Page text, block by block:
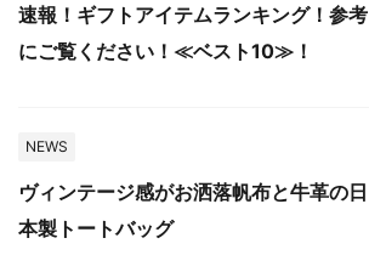
速報！ギフトアイテムランキング！参考
にご覧ください！≪ベスト10≫！
NEWS
ヴィンテージ感がお洒落帆布と牛革の日
本製トートバッグ